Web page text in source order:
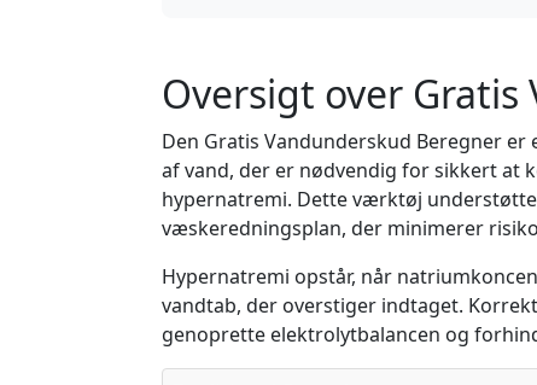
Oversigt over
Den Gratis Vandunderskud Beregner
af vand, der er nødvendig for sikkert at
hypernatremi. Dette værktøj
væskeredningsplan, der minimerer
Hypernatremi opstår, når
vandtab, der overstiger indtaget.
genoprette elektrolytbalancen og